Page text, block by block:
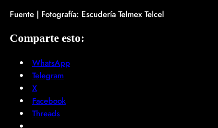
Fuente | Fotografía: Escudería Telmex Telcel
Comparte esto:
WhatsApp
Telegram
X
Facebook
Threads